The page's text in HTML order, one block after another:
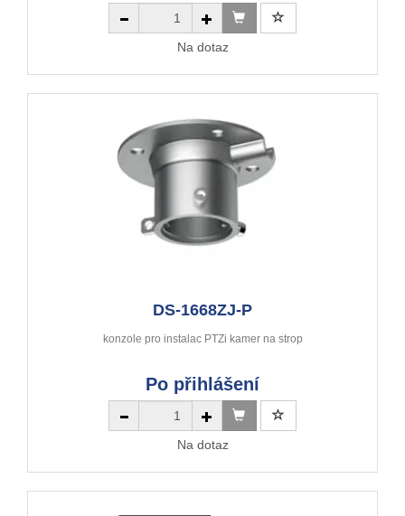
Na dotaz
DS-1668ZJ-P
konzole pro instalac PTZi kamer na strop
Po přihlášení
Na dotaz